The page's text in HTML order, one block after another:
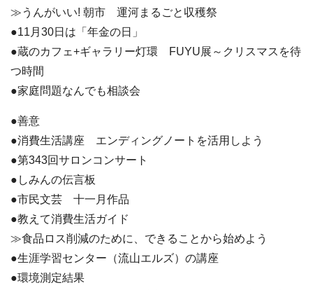
≫うんがいい! 朝市 運河まるごと収穫祭
●11月30日は「年金の日」
●蔵のカフェ+ギャラリー灯環 FUYU展～クリスマスを待
つ時間
●家庭問題なんでも相談会
●善意
●消費生活講座 エンディングノートを活用しよう
●第343回サロンコンサート
●しみんの伝言板
●市民文芸 十一月作品
●教えて消費生活ガイド
≫食品ロス削減のために、できることから始めよう
●生涯学習センター（流山エルズ）の講座
●環境測定結果